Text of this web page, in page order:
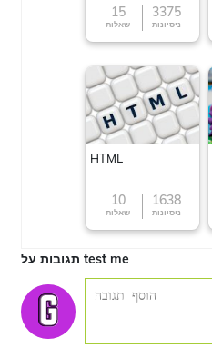
15
שאלות
3375
ניסיונות
HTML
10
שאלות
1638
ניסיונות
תגובות על test me